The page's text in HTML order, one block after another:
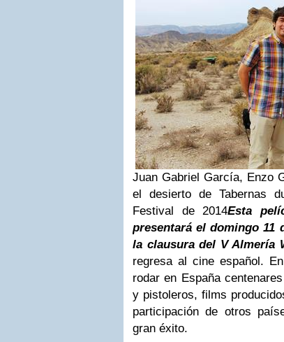
Juan Gabriel García, Enzo
el desierto de Tabernas
Festival de 2014Esta
presentará el domingo 11
la clausura del V Almería
regresa al cine español.
rodar en España
y pistoleros, films
participación de otros
gran éxito.